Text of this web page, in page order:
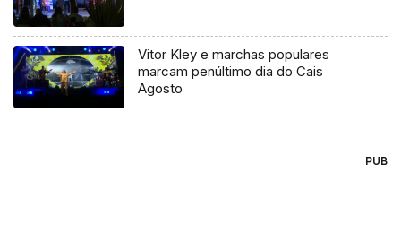
Vitor Kley e marchas populares
marcam penúltimo dia do Cais
Agosto
PUB